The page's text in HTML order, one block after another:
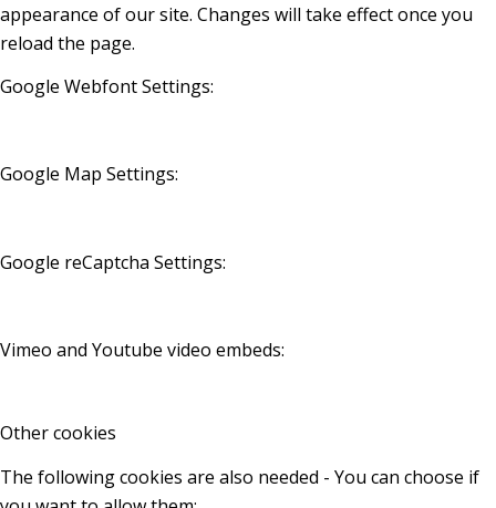
appearance of our site. Changes will take effect once you
reload the page.
Google Webfont Settings:
Google Map Settings:
Google reCaptcha Settings:
Vimeo and Youtube video embeds:
Other cookies
The following cookies are also needed - You can choose if